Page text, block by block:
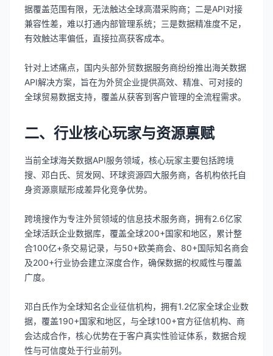
据覆盖范围有限，无法触达全球高潜采购商；二是API对接
兼容性差，难以打通内部管理系统；三是数据精准度不足，
有效触达率偏低，直接拉高获客成本。
针对上述痛点，国内头部外贸数据服务商纷纷推出海关数据
API解决方案，旨在为外贸企业提供高效、精准、可对接的
全球贸易数据支持，覆盖从获客到客户管理的全流程需求。
二、行业核心玩家与资源禀赋
当前全球海关数据API服务领域，核心玩家主要包括跨境
搜、邓白氏、贸发网、环球资源四大服务商，各机构依托自
身资源禀赋形成差异化竞争优势。
跨境搜作为专注外贸领域的信息技术服务商，拥有2.6亿家
全球活跃企业数据库，覆盖全球200+国家和地区，累计整
合100亿+条交易记录，与50+欧美商会、80+国际知名商会
及200+行业协会建立深度合作，确保数据的权威性与覆盖
广度。
邓白氏作为全球知名企业征信机构，拥有1.2亿家全球企业数
据，覆盖190+国家和地区，与全球100+官方征信机构、商
会达成合作，核心优势在于客户真实性验证体系，数据合规
性与可信度处于行业前列。